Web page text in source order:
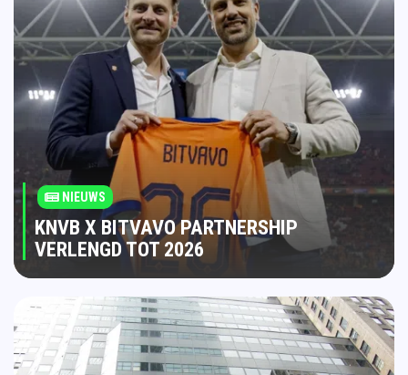
NIEUWS
KNVB X BITVAVO PARTNERSHIP
VERLENGD TOT 2026